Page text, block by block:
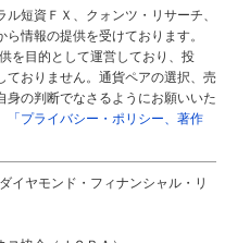
短資ＦＸ、クォンツ・リサーチ、
情報の提供を受けております。
を目的として運営しており、投
ておりません。通貨ペアの選択、売
身の判断でなさるようにお願いいた
「プライバシー・ポリシー、著作
イヤモンド・フィナンシャル・リ